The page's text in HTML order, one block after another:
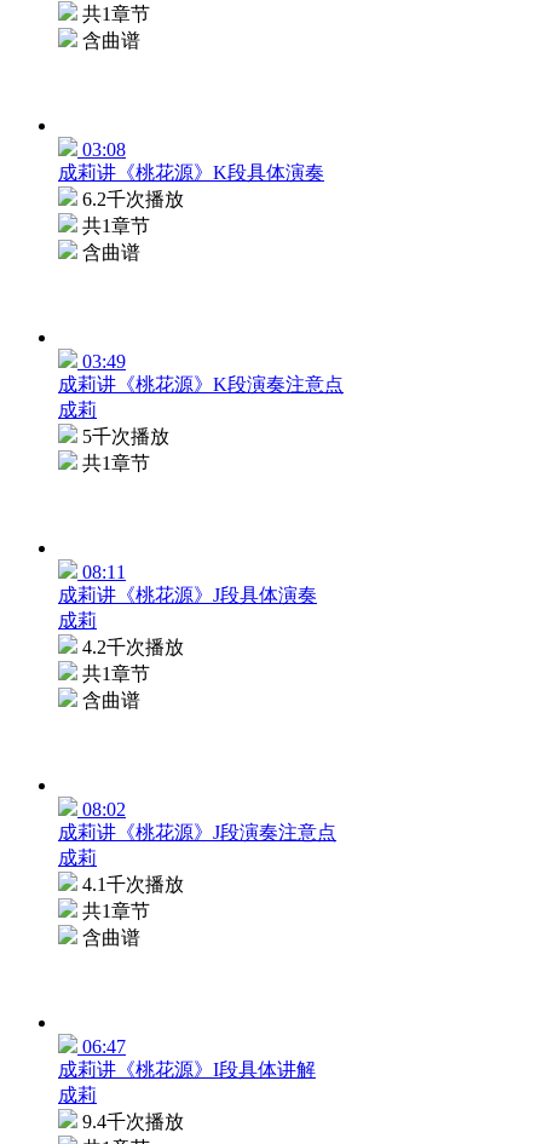
共1章节
含曲谱
03:08
成莉讲《桃花源》K段具体演奏
6.2千次播放
共1章节
含曲谱
03:49
成莉讲《桃花源》K段演奏注意点
成莉
5千次播放
共1章节
08:11
成莉讲《桃花源》J段具体演奏
成莉
4.2千次播放
共1章节
含曲谱
08:02
成莉讲《桃花源》J段演奏注意点
成莉
4.1千次播放
共1章节
含曲谱
06:47
成莉讲《桃花源》I段具体讲解
成莉
9.4千次播放